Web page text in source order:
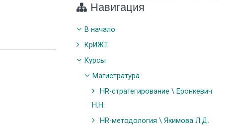
Навигация
В начало
КрИЖТ
Курсы
Магистратура
HR-стратегирование \ Еронкевич
Н.Н.
HR-методология \ Якимова Л.Д.